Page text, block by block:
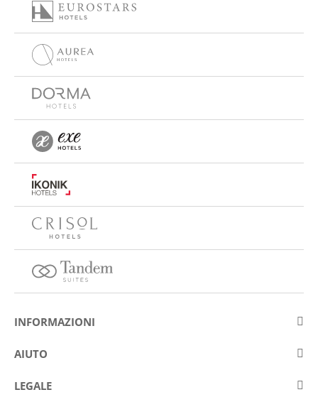
INFORMAZIONI
Su Eurostars Hotel Company
Concorsis
AIUTO
Contattare
LEGALE